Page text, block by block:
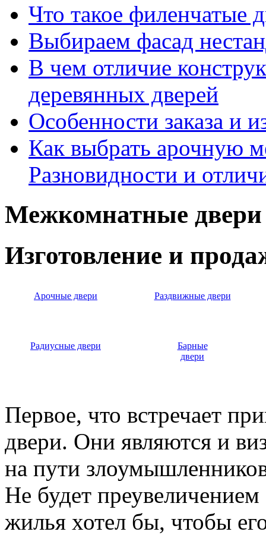
Что такое филенчатые
Выбираем фасад
В чем отличие
деревянных дверей
Особенности заказа и
Как выбрать арочную
Разновидности и
Межкомнатные двери
Изготовление и
Арочные двери Раздвижные двери
Радиусные двери
Барные
двери
Первое, что встречает
двери. Они являются и
на пути
Не будет
жилья хотел бы, чтобы